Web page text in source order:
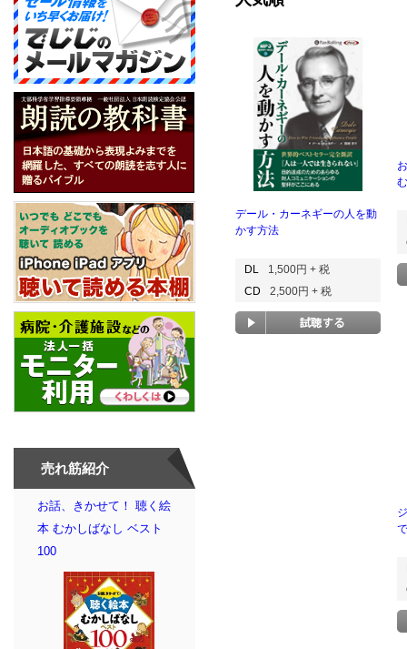
売れ筋紹介
お話、きかせて！ 聴く絵
本 むかしばなし ベスト
100
デール・カーネギーの人を動
かす方法
DL
1,500円 + 税
CD
2,500円 + 税